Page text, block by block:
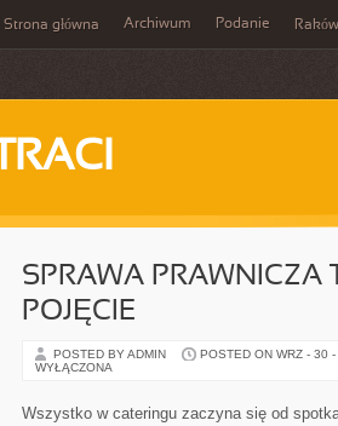
Strona główna Archiwum Podanie Raków
TRACI
SPRAWA PRAWNICZA
POJĘCIE
POSTED BY ADMIN POSTED ON WRZ - 30
WYŁĄCZONA
Wszystko w cateringu zaczyna się od